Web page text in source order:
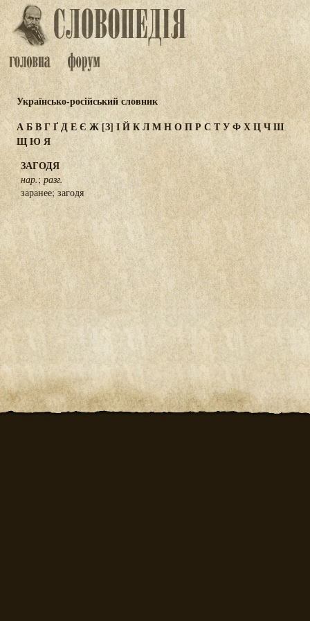
Українсько-російський словник
АБВГҐДЕЄ Ж[З] ІЙКЛМНОПР С ТУФХЦЧШ
ЩЮ Я
ЗАГОДЯ
нар.; разг.
заранее; загодя